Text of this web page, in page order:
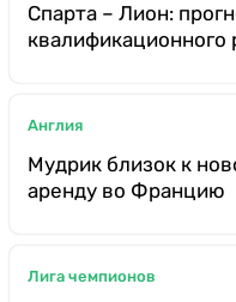
Спарта – Лион:
квалификационного
Англия
Мудрик близок к
аренду во Францию
Лига чемпионов